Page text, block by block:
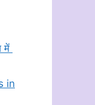
में
in